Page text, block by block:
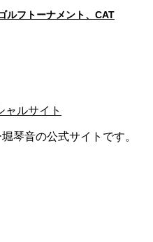
ルフトーナメント、CAT
琴音の公式サイトです。